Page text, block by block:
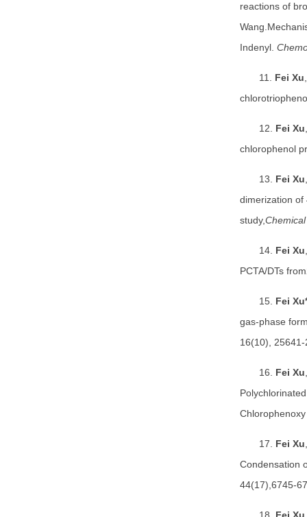
reactions of
Indenyl.
11. Fei Xu
12. Fei Xu
chlorophenol
13. Fei Xu
dimerization of
study,
14. Fei Xu
PCTA/DTs
15. Fei
gas-phase
16(10),
16. Fei Xu
17. Fei Xu
Condensation
44(17),6745-